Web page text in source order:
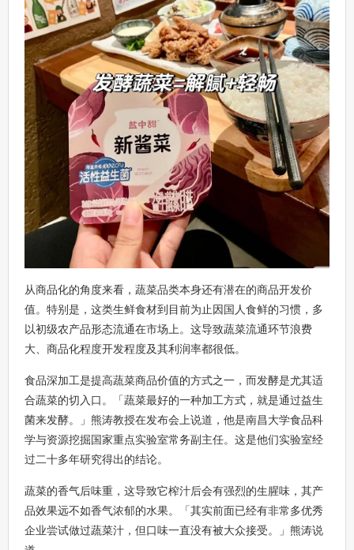
从商品化的角度来看，蔬菜品类本身还有潜在的商品开发价
值。特别是，这类生鲜食材到目前为止因国人食鲜的习惯，多
以初级农产品形态流通在市场上。这导致蔬菜流通环节浪费
大、商品化程度开发程度及其利润率都很低。
食品深加工是提高蔬菜商品价值的方式之一，而发酵是尤其适
合蔬菜的切入口。「蔬菜最好的一种加工方式，就是通过益生
菌来发酵。」熊涛教授在发布会上说道，他是南昌大学食品科
学与资源挖掘国家重点实验室常务副主任。这是他们实验室经
过二十多年研究得出的结论。
蔬菜的香气后味重，这导致它榨汁后会有强烈的生腥味，其产
品效果远不如香气浓郁的水果。「其实前面已经有非常多优秀
企业尝试做过蔬菜汁，但口味一直没有被大众接受。」熊涛说